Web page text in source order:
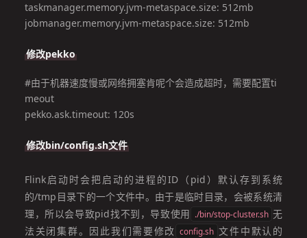
taskmanager.memory.jvm-metaspace.size: 512mb
jobmanager.memory.jvm-metaspace.size: 512mb
修改pekko
#由于机器速度慢或网络拥塞肯呢个会造成超时，需要配置ti
meout
pekko.ask.timeout: 120s
修改bin/config.sh文件
Flink启动时会把启动的进程的ID（pid）默认存到系统
的/tmp目录下的一个文件中。由于是临时目录，会被系统清
理，所以会导致pid找不到，导致使用 ./bin/stop-cluster.sh 无
法关闭集群。因此我们需要修改 config.sh 文件中默认的